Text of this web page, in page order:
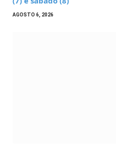
AGOSTO 6, 2026